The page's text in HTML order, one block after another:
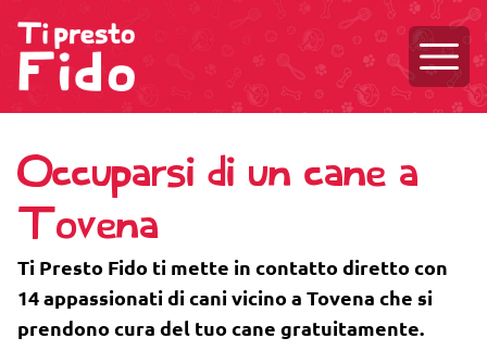
Occuparsi di un cane a
Tovena
Ti Presto Fido ti mette in contatto diretto con
14 appassionati di cani vicino a Tovena che si
prendono cura del tuo cane gratuitamente.